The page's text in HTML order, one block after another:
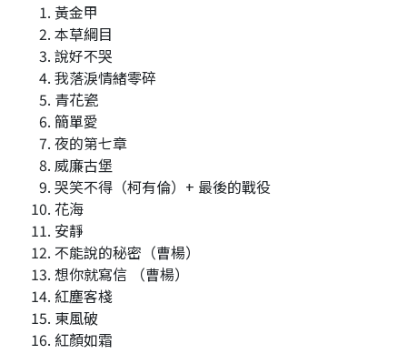
黃金甲
本草綱目
說好不哭
我落淚情緒零碎
青花瓷
簡單愛
夜的第七章
威廉古堡
哭笑不得（柯有倫）+ 最後的戰役
花海
安靜
不能說的秘密（曹楊）
想你就寫信 （曹楊）
紅塵客棧
東風破
紅顏如霜